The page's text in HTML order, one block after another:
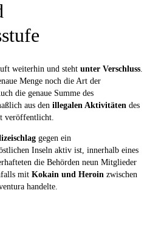
weiterhin und steht unter Verschluss.
Menge noch die Art der
die genaue Summe des
aus den illegalen Aktivitäten des
veröffentlicht.
gegen ein
Inseln aktiv ist, innerhalb eines
die Behörden neun Mitglieder
mit Kokain und Heroin zwischen
handelte.